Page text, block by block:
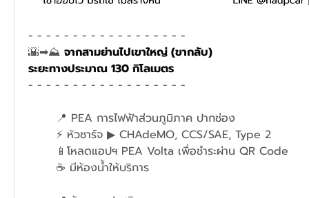
- - - - - - - - - - - - - - - - - -
🌇➡⛰ จากสามย่านไปเขาใหญ่ (ขากลับ)
ระยะทางประมาณ 130 กิโลเมตร
- - - - - - - - - - - - - - - - - -
	📍 PEA การไฟฟ้าส่วนภูมิภาค ปากช่อง
	⚡ หัวชาร์จ ▶ CHAdeMO, CCS/SAE, Type 2
	📱โหลดแอปฯ PEA Volta เพื่อชำระผ่าน QR Code
	☕ มีห้องน้ำให้บริการ